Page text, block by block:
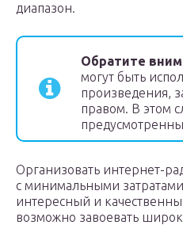
диапазон.
Обратите
могут быть
произведения,
правом. В этом
Организовать интернет-
с минимальными
интересный и
возможно завоевать